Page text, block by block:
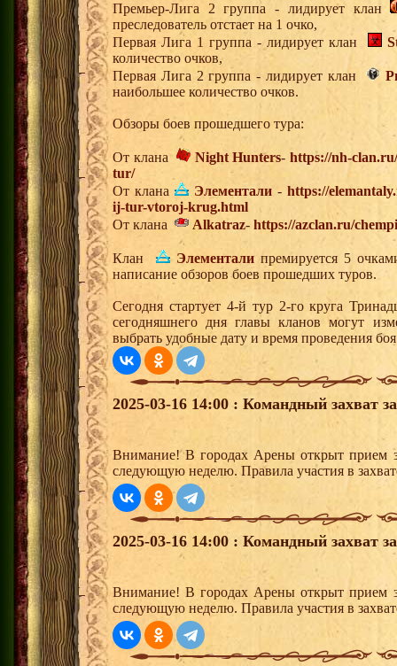
Премьер-Лига 2 группа - лидирует клан
преследователь отстает на 1 очко,
Первая Лига 1 группа - лидирует клан
количество очков,
Первая Лига 2 группа - лидирует клан
наибольшее количество очков.
Обзоры боев прошедшего тура:
От клана Night Hunters-https://nh-
tur/
От клана
Элементали - https://
ij-tur-vtoroj-krug.html
От клана
Alkatraz- https://azclan.ru/
Клан Элементали премируется 5
написание обзоров боев прошедших туров.
Сегодня стартует 4-й тур 2-го круга
сегодняшнего дня главы кланов могут
выбрать удобные дату и время проведения
2025-03-16 14:00 : Командный захват
Внимание! В городах Арены открыт прием
следующую неделю. Правила участия в
2025-03-16 14:00 : Командный захват
Внимание! В городах Арены открыт прием
следующую неделю. Правила участия в